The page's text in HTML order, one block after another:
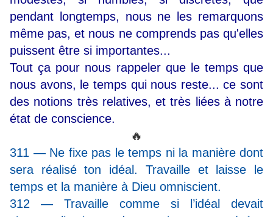
pendant longtemps, nous ne les remarquons
même pas, et nous ne comprends pas qu'elles
puissent être si importantes...
Tout ça pour nous rappeler que le temps que
nous avons, le temps qui nous reste... ce sont
des notions très relatives, et très liées à notre
état de conscience.
🔥
311 — Ne fixe pas le temps ni la manière dont
sera réalisé ton idéal. Travaille et laisse le
temps et la manière à Dieu omniscient.
312 — Travaille comme si l’idéal devait